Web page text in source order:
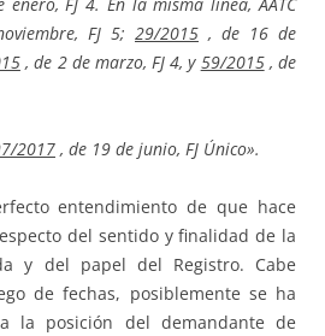
FJ 4. En la misma línea, AATC
FJ 5; 29/2015 , de 16 de
, de 2 de marzo, FJ 4, y 59/2015, de
2017 , de 19 de junio, FJ Único».
entendimiento de que hace
del sentido y finalidad de la
y del papel del Registro. Cabe
de fechas, posiblemente se ha
la posición del demandante de